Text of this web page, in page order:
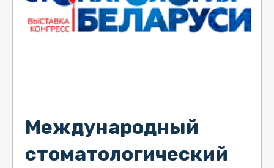
Международный
стоматологический